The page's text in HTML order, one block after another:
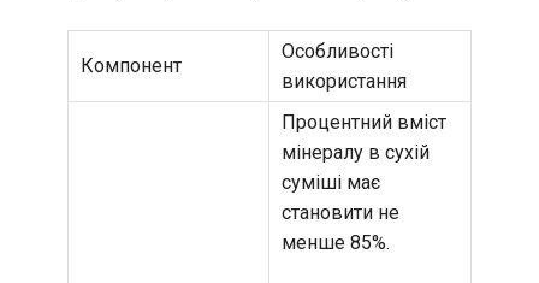
Компонент
Особливості
використання
Процентний вміст
мінералу в сухій
суміші має
становити не
менше 85%.